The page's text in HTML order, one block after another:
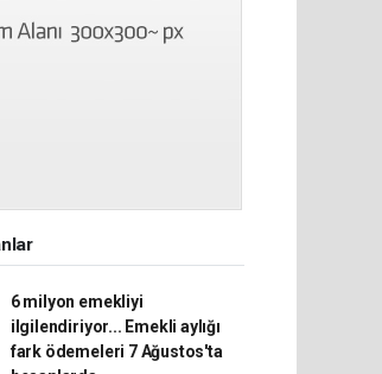
6 milyon emekliyi
ilgilendiriyor... Emekli aylığı
fark ödemeleri 7 Ağustos'ta